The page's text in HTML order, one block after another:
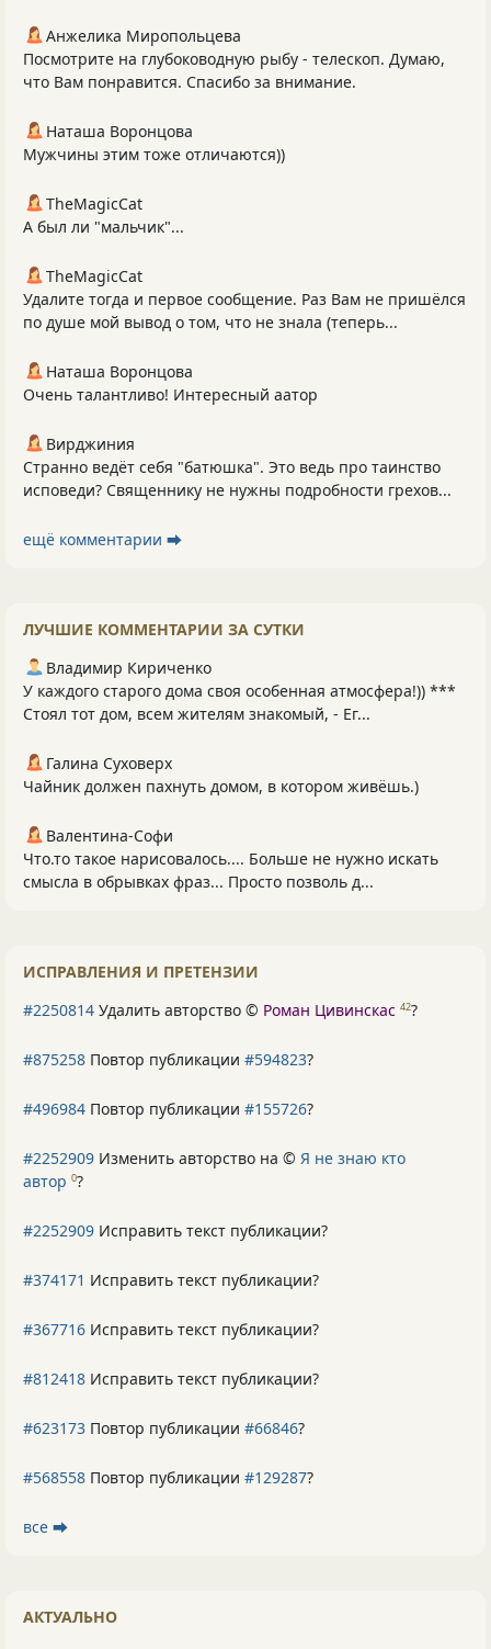
Анжелика Миропольцева
Посмотрите на глубоководную рыбу - телескоп. Думаю,
что Вам понравится. Спасибо за внимание.
Наташа Воронцова
Мужчины этим тоже отличаются))
TheMagicCat
А был ли "мальчик"...
TheMagicCat
Удалите тогда и первое сообщение. Раз Вам не пришёлся
по душе мой вывод о том, что не знала (теперь...
Наташа Воронцова
Очень талантливо! Интересный аатор
Вирджиния
Странно ведёт себя "батюшка". Это ведь про таинство
исповеди? Священнику не нужны подробности грехов...
ещё комментарии ⮕
ЛУЧШИЕ КОММЕНТАРИИ ЗА СУТКИ
Владимир Кириченко
У каждого старого дома своя особенная атмосфера!)) ***
Стоял тот дом, всем жителям знакомый, - Ег...
Галина Суховерх
Чайник должен пахнуть домом, в котором живёшь.)
Валентина-Софи
Что.то такое нарисовалось.... Больше не нужно искать
смысла в обрывках фраз... Просто позволь д...
ИСПРАВЛЕНИЯ И ПРЕТЕНЗИИ
#2250814 Удалить авторство © Роман Цивинскас 42?
#875258 Повтор публикации #594823?
#496984 Повтор публикации #155726?
#2252909 Изменить авторство на © Я не знаю кто
автор 0?
#2252909 Исправить текст публикации?
#374171 Исправить текст публикации?
#367716 Исправить текст публикации?
#812418 Исправить текст публикации?
#623173 Повтор публикации #66846?
#568558 Повтор публикации #129287?
все ⮕
АКТУАЛЬНО